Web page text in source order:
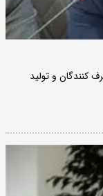
کنندگان و تولید